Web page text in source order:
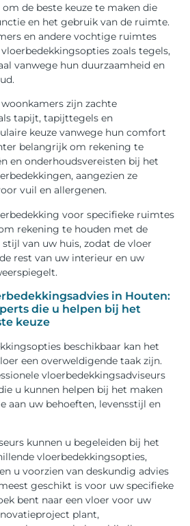
de beste keuze te maken die
en het gebruik van de ruimte.
en andere vochtige ruimtes
zoals tegels,
vanwege hun duurzaamheid en
zijn zachte
tapijt, tapijttegels en
keuze vanwege hun comfort
belangrijk om rekening te
en onderhoudsvereisten bij het
aangezien ze
vuil en allergenen.
voor specifieke ruimtes
rekening te houden met de
van uw huis, zodat de vloer
rest van uw interieur en uw
in Houten:
die u helpen bij het
keuze
beschikbaar kan het
een overweldigende taak zijn.
vloerbedekkingsadviseurs
u kunnen helpen bij het maken
aan uw behoeften, levensstijl en
kunnen u begeleiden bij het
vloerbedekkingsopties,
u voorzien van deskundig advies
geschikt is voor uw specifieke
bent naar een vloer voor uw
plant,